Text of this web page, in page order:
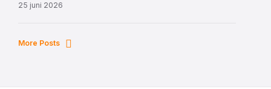
25 juni 2026
More Posts